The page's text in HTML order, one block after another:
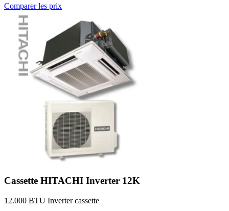
Comparer les prix
Cassette HITACHI Inverter 12K
12.000 BTU Inverter cassette